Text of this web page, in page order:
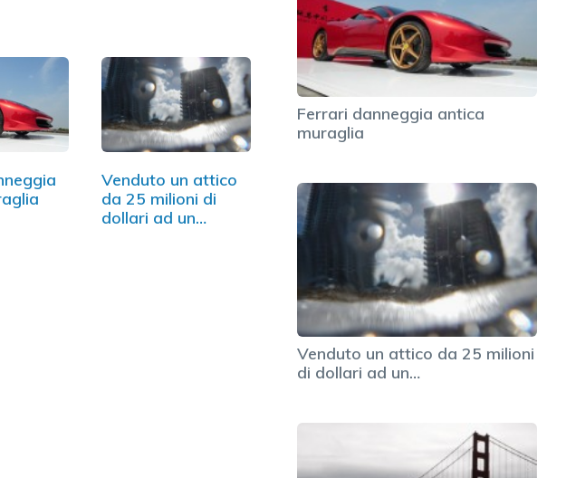
Venduto un attico
da 25 milioni di
dollari ad un…
Ferrari danneggia antica
muraglia
Venduto un attico da 25 milioni
di dollari ad un…